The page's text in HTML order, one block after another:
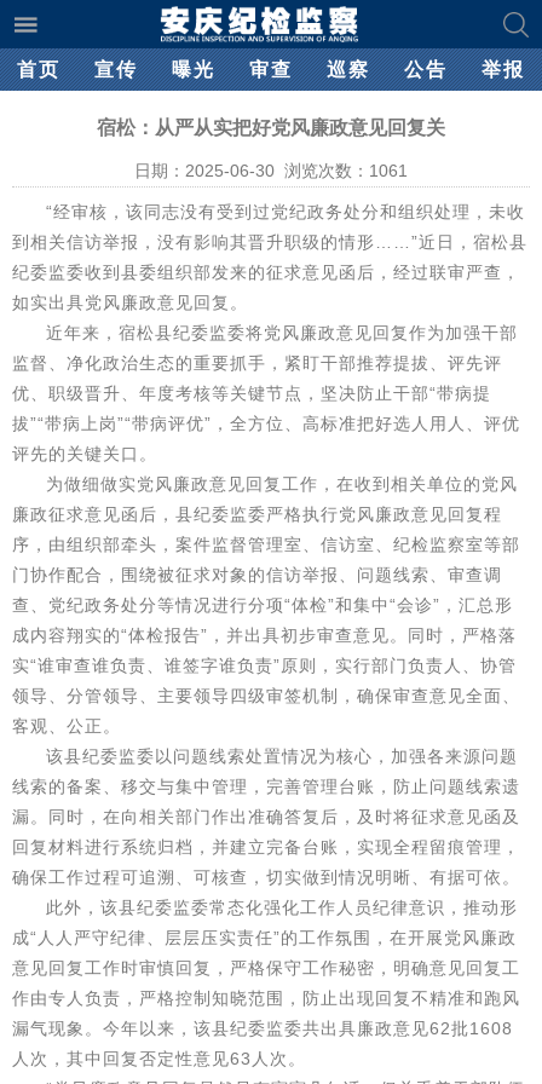
首页 宣传 曝光 审查 巡察 公告 举报
宿松：从严从实把好党风廉政意见回复关
日期：2025-06-30 浏览次数： 1061
“经审核，该同志没有受到过党纪政务处分和组织处理，未收
到相关信访举报，没有影响其晋升职级的情形……”近日，宿松县
纪委监委收到县委组织部发来的征求意见函后，经过联审严查，
如实出具党风廉政意见回复。
近年来，宿松县纪委监委将党风廉政意见回复作为加强干部
监督、净化政治生态的重要抓手，紧盯干部推荐提拔、评先评
优、职级晋升、年度考核等关键节点，坚决防止干部“带病提
拔”“带病上岗”“带病评优”，全方位、高标准把好选人用人、评优
评先的关键关口。
为做细做实党风廉政意见回复工作，在收到相关单位的党风
廉政征求意见函后，县纪委监委严格执行党风廉政意见回复程
序，由组织部牵头，案件监督管理室、信访室、纪检监察室等部
门协作配合，围绕被征求对象的信访举报、问题线索、审查调
查、党纪政务处分等情况进行分项“体检”和集中“会诊”，汇总形
成内容翔实的“体检报告”，并出具初步审查意见。同时，严格落
实“谁审查谁负责、谁签字谁负责”原则，实行部门负责人、协管
领导、分管领导、主要领导四级审签机制，确保审查意见全面、
客观、公正。
该县纪委监委以问题线索处置情况为核心，加强各来源问题
线索的备案、移交与集中管理，完善管理台账，防止问题线索遗
漏。同时，在向相关部门作出准确答复后，及时将征求意见函及
回复材料进行系统归档，并建立完备台账，实现全程留痕管理，
确保工作过程可追溯、可核查，切实做到情况明晰、有据可依。
此外，该县纪委监委常态化强化工作人员纪律意识，推动形
成“人人严守纪律、层层压实责任”的工作氛围，在开展党风廉政
意见回复工作时审慎回复，严格保守工作秘密，明确意见回复工
作由专人负责，严格控制知晓范围，防止出现回复不精准和跑风
漏气现象。今年以来，该县纪委监委共出具廉政意见62批1608
人次，其中回复否定性意见63人次。